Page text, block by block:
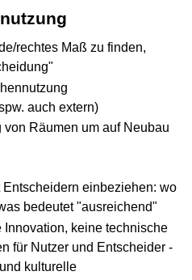
rechtes Maß zu finden,
auch extern)
Räumen um auf Neubau
Entscheidern einbeziehen: wo
bedeutet "ausreichend"
Innovation, keine technische
für Nutzer und Entscheider -
kulturelle